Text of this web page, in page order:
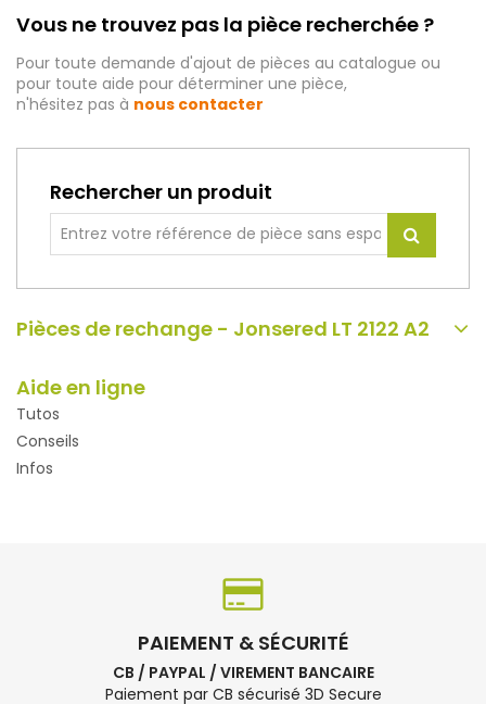
Vous ne trouvez pas la pièce recherchée ?
Pour toute demande d'ajout de pièces au catalogue ou
pour toute aide pour déterminer une pièce,
n'hésitez pas à nous contacter
Rechercher un produit
Pièces de rechange - Jonsered LT 2122 A2
Aide en ligne
Tutos
Conseils
Infos
PAIEMENT & SÉCURITÉ
CB / PAYPAL / VIREMENT BANCAIRE
Paiement par CB sécurisé 3D Secure